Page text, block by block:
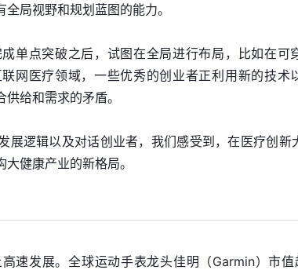
局视野和规划蓝图的能力。
单点突破之后，试图在全局进行布局，比如在可
网医疗领域，一些优秀的创业者正利用新的技术
给和需求的矛盾。
展逻辑以及对话创业者，我们感受到，在医疗创新
健康产业的新格局。
速发展。全球运动手表龙头佳明（Garmin）市